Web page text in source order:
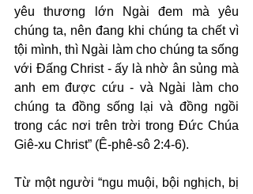
yêu thương lớn Ngài đem mà yêu
chúng ta, nên đang khi chúng ta chết vì
tội mình, thì Ngài làm cho chúng ta sống
với Đấng Christ - ấy là nhờ ân sủng mà
anh em được cứu - và Ngài làm cho
chúng ta đồng sống lại và đồng ngồi
trong các nơi trên trời trong Đức Chúa
Giê-xu Christ” (Ê-phê-sô 2:4-6).
Từ một người “ngu muội, bội nghịch, bị